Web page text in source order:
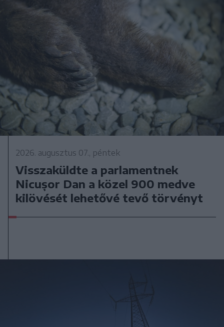
2026. augusztus 07., péntek
Visszaküldte a parlamentnek
Nicușor Dan a közel 900 medve
kilövését lehetővé tevő törvényt